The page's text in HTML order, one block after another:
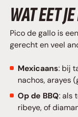
WAT EET
Pico de gallo is
gerecht en veel
Mexicaans: bij
nachos, arayes
Op de BBQ: als
ribeye, of